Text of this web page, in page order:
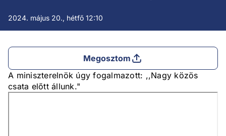
2024. május 20., hétfő 12:10
Megosztom
A miniszterelnök úgy fogalmazott: ,,Nagy közös
csata előtt állunk."